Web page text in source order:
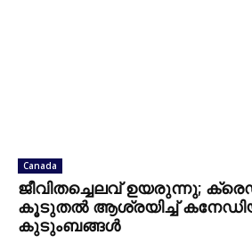
Canada
ജീവിതച്ചെലവ് ഉയരുന്നു;
കൂടുതൽ ആശ്രയിച്ച്
കുടുംബങ്ങൾ